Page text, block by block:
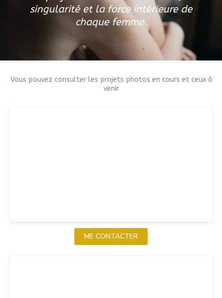
singularité et la force intérieure de
chaque femme.
Vous pouvez consulter les projets photos en cours et ceux à
venir
ME CONTACTER